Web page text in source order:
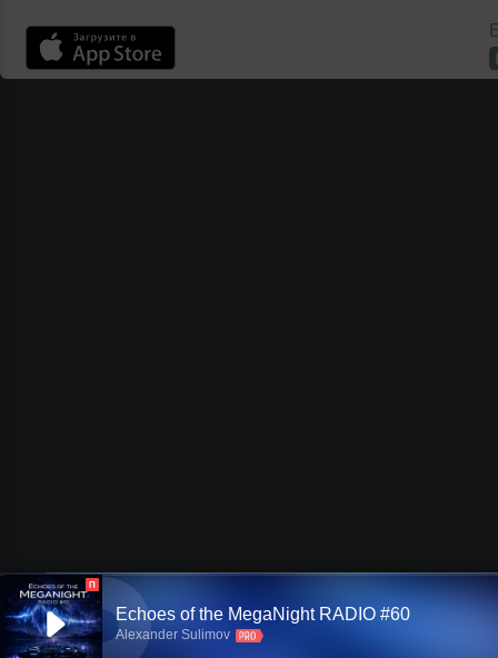
П
Echoes of the MegaNight RADIO #60
Alexander Sulimov